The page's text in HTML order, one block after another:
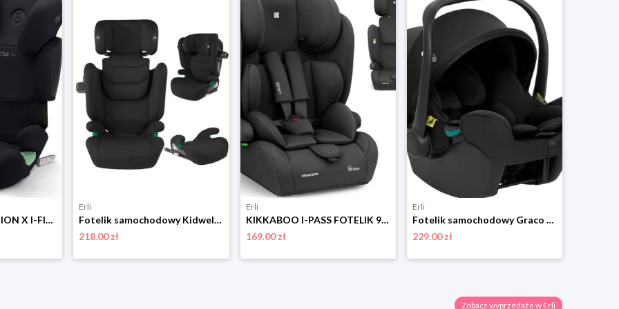
CYBEX CBX SOLUTION X I-FIX FOTELIK SAMOCHODOWY ISOFIX PURE BLACK 15-50 KG
Erli
Fotelik samochodowy Kidwell TENDO 100-150 cm ISOFIX I-SIZE 15-36 kg czarny
218.00 zł
Erli
KIKKABOO I-PASS FOTELIK 9-36 KG 76-150 CM I-SIZE ZAGŁÓWEK REGULOWANY CZARNY
169.00 zł
Erli
Fotelik samochodowy Graco SnugLite i-Size R129 0-13 kg midnight
229.00 zł
Zobacz wyprzedaże w Erli